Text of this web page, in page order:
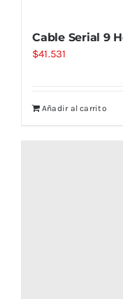
Cable Serial 9
$41.531
Añadir al carrito